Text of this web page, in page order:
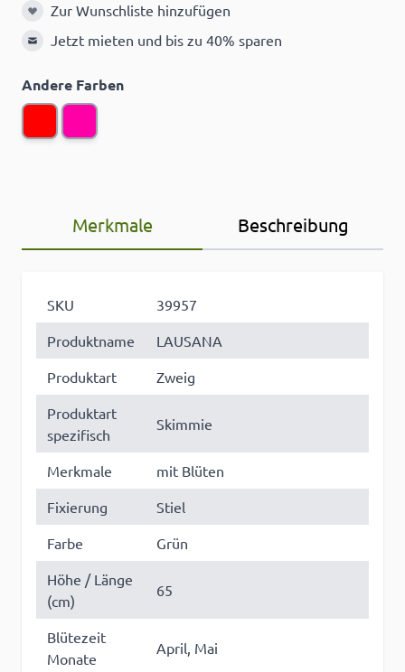
Zur Wunschliste hinzufügen
Zur Wunschliste hinzufügen
Jetzt mieten und bis zu 40% sparen
Andere Farben
Merkmale Beschreibung
SKU
39957
Produktname
LAUSANA
Produktart
Zweig
Produktart
spezifisch
Skimmie
Merkmale
mit Blüten
Fixierung
Stiel
Farbe
Grün
Höhe / Länge
(cm)
65
Blütezeit
Monate
April, Mai